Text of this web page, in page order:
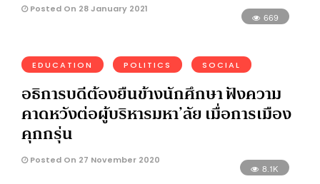
Posted On 28 January 2021
669
EDUCATION POLITICS SOCIAL
อธิการบดีต้องยืนข้างนักศึกษา ฟังความ
คาดหวังต่อผู้บริหารมหา’ลัย เมื่อการเมือง
คุกกรุ่น
Posted On 27 November 2020
8.1K